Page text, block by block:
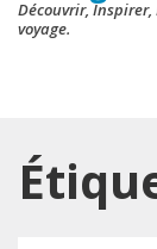
Découvrir, Inspirer,
voyage.